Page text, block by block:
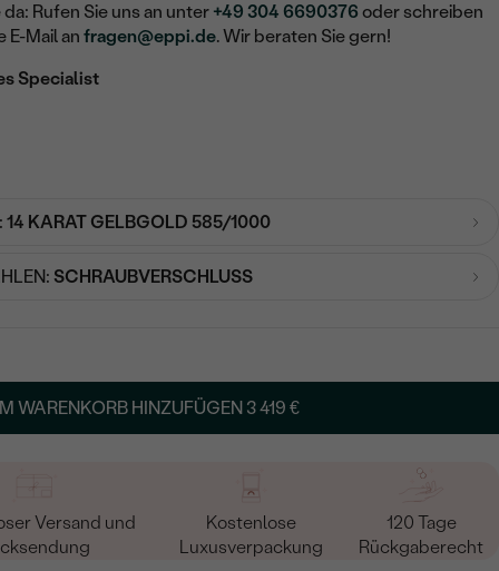
Rufen Sie uns an unter +49 304 6690376 oder schreiben
E-Mail anfragen@eppi.de. Wir beraten Sie gern!
Specialist
14 KARAT GELBGOLD 585/1000
SCHRAUBVERSCHLUSS
WARENKORB HINZUFÜGEN 3 419 €
Versand und
Kostenlose
Luxusverpackung
120 Tage
Rückgaberecht